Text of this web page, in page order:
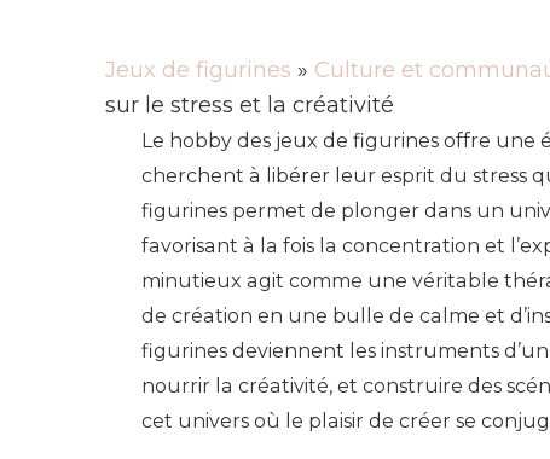
Jeux de figurines » Culture et
sur le stress et la créativité
Le hobby des jeux de figurines offre une
cherchent à libérer leur esprit du stress
figurines permet de plonger dans un
favorisant à la fois la concentration et
minutieux agit comme une véritable
de création en une bulle de calme et
figurines deviennent les instruments
nourrir la créativité, et construire des
cet univers où le plaisir de créer se